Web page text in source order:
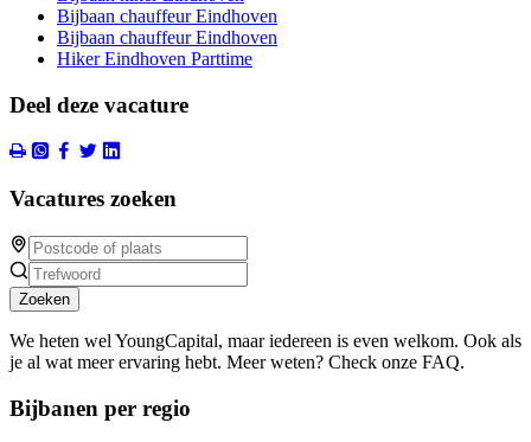
Bijbaan chauffeur Eindhoven
Bijbaan chauffeur Eindhoven
Hiker Eindhoven Parttime
Deel deze vacature
Vacatures zoeken
Zoeken
We heten wel YoungCapital, maar iedereen is even welkom. Ook als
je al wat meer ervaring hebt. Meer weten? Check onze FAQ.
Bijbanen per regio